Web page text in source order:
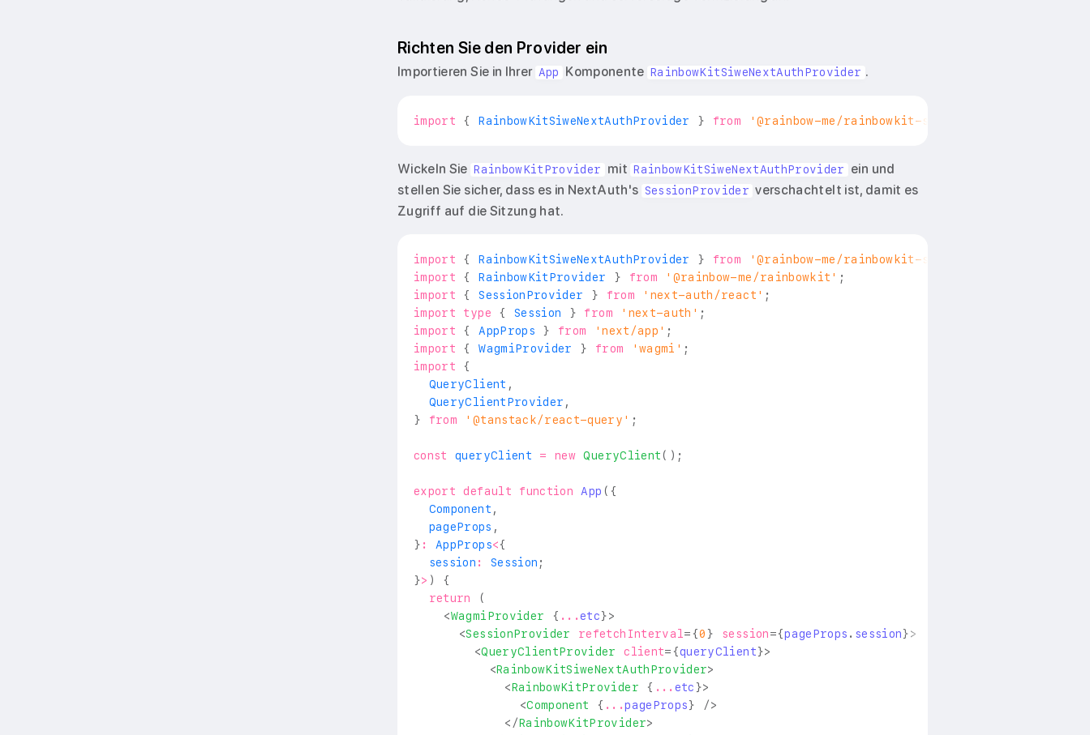
Richten Sie den Provider ein
Importieren Sie in Ihrer App Komponente RainbowKitSiweNextAuthProvider .
import { RainbowKitSiweNextAuthProvider } from '@rainbow-me/rainbowkit-siwe-next-auth'
Wickeln Sie RainbowKitProvider mit RainbowKitSiweNextAuthProvider
ein und
stellen Sie sicher, dass es in NextAuth's SessionProvider verschachtelt ist, damit es
Zugriff auf die Sitzung hat.
import { RainbowKitSiweNextAuthProvider } from '@rainbow-me/rainbowkit-siwe-next-auth'
import
{ RainbowKitProvider } from '@rainbow-me/rainbowkit' ;
import
{ SessionProvider } from 'next-auth/react' ;
import
type { Session } from 'next-auth' ;
import
{ AppProps } from 'next/app' ;
import
{ WagmiProvider } from 'wagmi' ;
import
{
QueryClient ,
QueryClientProvider ,
}
from '@tanstack/react-query' ;
const queryClient = new QueryClient( ) ;
export default function App ( {
Component ,
  pageProps
,
} : AppProps<{
  session
: Session ;
}> )
{
return
(
<WagmiProvider { ...etc}>
<SessionProvider refetchInterval = {0 } session={pageProps . session}>
<QueryClientProvider client= {queryClient}>
<RainbowKitSiweNextAuthProvider>
<RainbowKitProvider { ... etc }>
<Component { ...pageProps}
/>
</RainbowKitProvider>